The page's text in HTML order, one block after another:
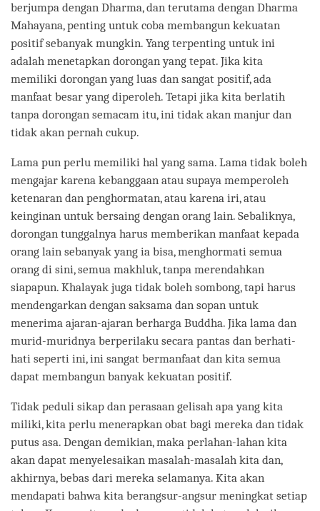
berjumpa dengan Dharma, dan terutama dengan Dharma
Mahayana, penting untuk coba membangun kekuatan
positif sebanyak mungkin. Yang terpenting untuk ini
adalah menetapkan dorongan yang tepat. Jika kita
memiliki dorongan yang luas dan sangat positif, ada
manfaat besar yang diperoleh. Tetapi jika kita berlatih
tanpa dorongan semacam itu, ini tidak akan manjur dan
tidak akan pernah cukup.
Lama pun perlu memiliki hal yang sama. Lama tidak boleh
mengajar karena kebanggaan atau supaya memperoleh
ketenaran dan penghormatan, atau karena iri, atau
keinginan untuk bersaing dengan orang lain. Sebaliknya,
dorongan tunggalnya harus memberikan manfaat kepada
orang lain sebanyak yang ia bisa, menghormati semua
orang di sini, semua makhluk, tanpa merendahkan
siapapun. Khalayak juga tidak boleh sombong, tapi harus
mendengarkan dengan saksama dan sopan untuk
menerima ajaran-ajaran berharga Buddha. Jika lama dan
murid-muridnya berperilaku secara pantas dan berhati-
hati seperti ini, ini sangat bermanfaat dan kita semua
dapat membangun banyak kekuatan positif.
Tidak peduli sikap dan perasaan gelisah apa yang kita
miliki, kita perlu menerapkan obat bagi mereka dan tidak
putus asa. Dengan demikian, maka perlahan-lahan kita
akan dapat menyelesaikan masalah-masalah kita dan,
akhirnya, bebas dari mereka selamanya. Kita akan
mendapati bahwa kita berangsur-angsur meningkat setiap